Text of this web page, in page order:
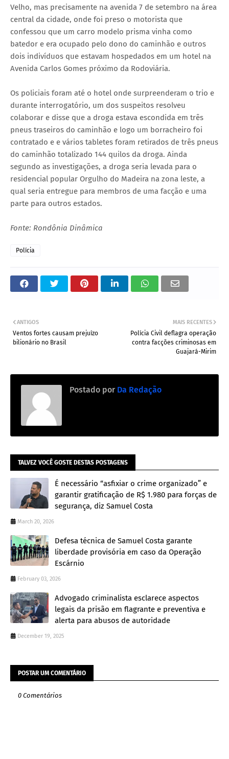
Velho, mas precisamente na avenida 7 de setembro na área
central da cidade, onde foi preso o motorista que
confessou que um carro modelo prisma vinha como
batedor e era ocupado pelo dono do caminhão e outros
dois indivíduos que estavam hospedados em um hotel na
Avenida Carlos Gomes próximo da Rodoviária.
Os policiais foram até o hotel onde surpreenderam o trio e
durante interrogatório, um dos suspeitos resolveu
colaborar e disse que a droga estava escondida em três
pneus traseiros do caminhão e logo um borracheiro foi
contratado e e vários tabletes foram retirados de três pneus
do caminhão totalizado 144 quilos da droga. Ainda
segundo as investigações, a droga seria levada para o
residencial popular Orgulho do Madeira na zona leste, a
qual seria entregue para membros de uma facção e uma
parte para outros estados.
Fonte: Rondônia Dinâmica
Polícia
MAIS RECENTES
Polícia Civil deflagra operação
contra facções criminosas em
Guajará-Mirim
ANTIGOS
Ventos fortes causam prejuízo
bilionário no Brasil
Postado por Da Redação
TALVEZ VOCÊ GOSTE DESTAS POSTAGENS
É necessário “asfixiar o crime organizado” e
garantir gratificação de R$ 1.980 para forças de
segurança, diz Samuel Costa
March 20, 2026
Defesa técnica de Samuel Costa garante
liberdade provisória em caso da Operação
Escárnio
February 03, 2026
Advogado criminalista esclarece aspectos
legais da prisão em flagrante e preventiva e
alerta para abusos de autoridade
December 19, 2025
POSTAR UM COMENTÁRIO
0 Comentários